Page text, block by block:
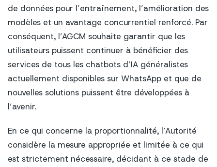
de données pour l’entraînement, l’amélioration des
modèles et un avantage concurrentiel renforcé. Par
conséquent, l’AGCM souhaite garantir que les
utilisateurs puissent continuer à bénéficier des
services de tous les chatbots d’IA généralistes
actuellement disponibles sur WhatsApp et que de
nouvelles solutions puissent être développées à
l’avenir.
En ce qui concerne la proportionnalité, l’Autorité
considère la mesure appropriée et limitée à ce qui
est strictement nécessaire, décidant à ce stade de